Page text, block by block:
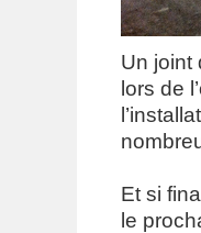
Un joint
lors de
Et si
le